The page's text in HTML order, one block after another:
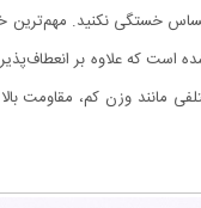
خستگی نکنید.
شده است که علاوه بر